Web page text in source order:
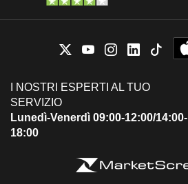
I NOSTRI ESPERTI AL TUO
SERVIZIO
Lunedì-Venerdì 09:00-12:00/14:00-
18:00